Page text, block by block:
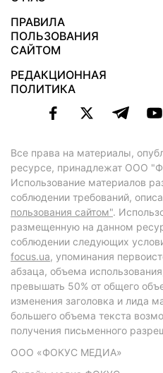
ПРАВИЛА
ПОЛЬЗОВАНИЯ
САЙТОМ
РЕДАКЦИОННАЯ
ПОЛИТИКА
Все права на материалы,
ресурсе, принадлежат ООО
Использование материалов
соблюдении требований,
пользования сайтом".
размещенную на данном
соблюдении следующих
focus.ua, упоминания
абзаца, объема
превышать 50% от общего
изменения заголовка и лида
большего объема текста
получения письменного
ООО «ФОКУС МЕДИА»